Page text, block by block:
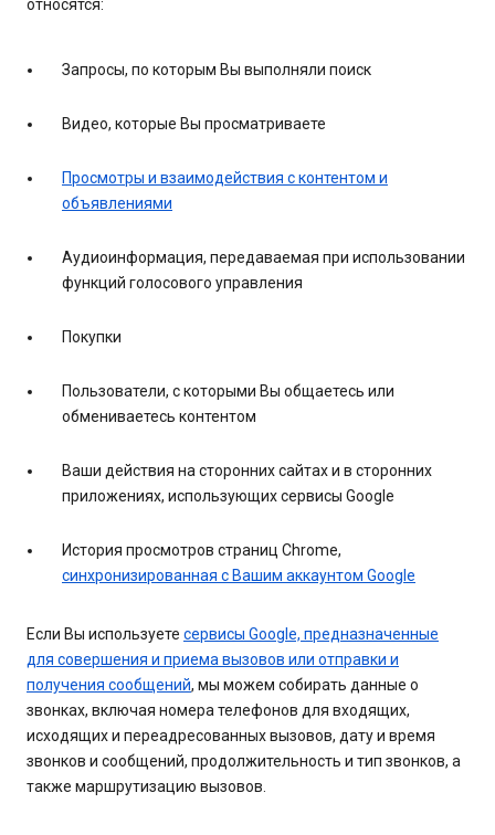
относятся:
Запросы, по которым Вы выполняли поиск
Видео, которые Вы просматриваете
Просмотры и взаимодействия с контентом и
объявлениями
Аудиоинформация, передаваемая при использовании
функций голосового управления
Покупки
Пользователи, с которыми Вы общаетесь или
обмениваетесь контентом
Ваши действия на сторонних сайтах и в сторонних
приложениях, использующих сервисы Google
История просмотров страниц Chrome,
синхронизированная с Вашим аккаунтом Google
Если Вы используете сервисы Google, предназначенные
для совершения и приема вызовов или отправки и
получения сообщений, мы можем собирать данные о
звонках, включая номера телефонов для входящих,
исходящих и переадресованных вызовов, дату и время
звонков и сообщений, продолжительность и тип звонков, а
также маршрутизацию вызовов.